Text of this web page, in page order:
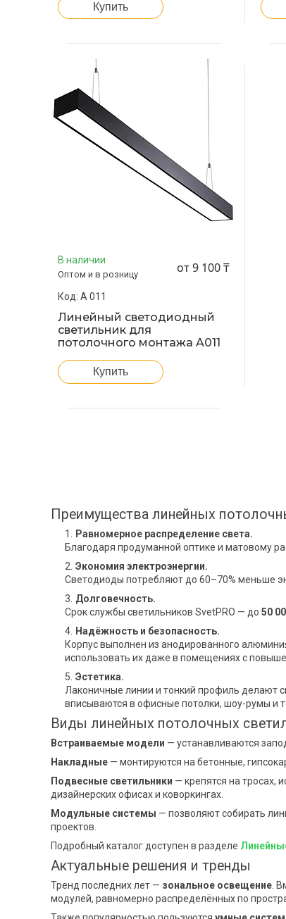
Купить
В наличии
Оптом и в розницу от 9 100 ₸
A 011
Линейный светодиодный
светильник для
потолочного монтажа A011
Купить
Преимущества линейных
Равномерное распределение света.
Благодаря продуманной оптике и матовому
Экономия электроэнергии.
Светодиоды потребляют до 60–70% меньше
Долговечность.
Срок службы светильников SvetPRO — до 50
Надёжность и безопасность.
Корпус выполнен из анодированного
использовать их даже в помещениях с
Эстетика.
Лаконичные линии и тонкий профиль делают
вписываются в офисные потолки, шоу-румы и
Виды линейных потолочных
Встраиваемые модели — устанавливаются
Накладные — монтируются на бетонные,
Подвесные светильники — крепятся на тросах,
дизайнерских офисах и коворкингах.
Модульные системы — позволяют собирать
проектов.
Подробный каталог доступен в разделе
Актуальные решения и тренды
Тренд последних лет — зональное освещение .
модулей, равномерно распределённых по